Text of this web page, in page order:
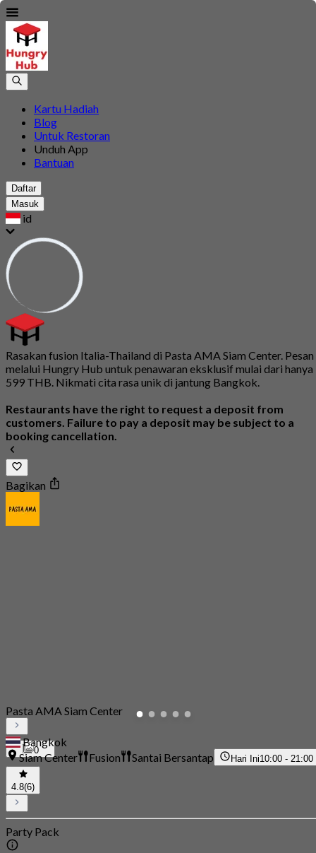
Kartu Hadiah
Blog
Untuk Restoran
Unduh App
Bantuan
Daftar
Masuk
id
Rasakan fusion Italia-Thailand di Pasta AMA Siam Center. Pesan
melalui Hungry Hub untuk penawaran eksklusif mulai dari hanya
599 THB. Nikmati cita rasa unik di jantung Bangkok.
Restaurants have the right to request a deposit from
customers. Failure to pay a deposit may be subject to a
booking cancellation.
Bagikan
0
Pasta AMA Siam Center
Bangkok
Siam Center
Fusion Santai Bersantap Hari Ini10:00 - 21:00
4.8(6)
Party Pack